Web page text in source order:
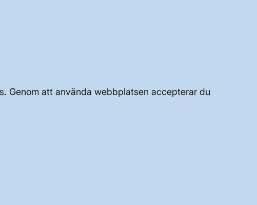
Genom att använda webbplatsen accepterar du